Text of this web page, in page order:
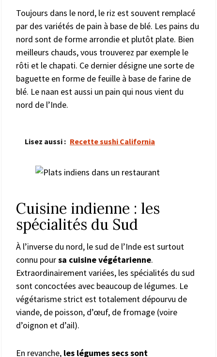
Toujours dans le nord, le riz est souvent remplacé
par des variétés de pain à base de blé. Les pains du
nord sont de forme arrondie et plutôt plate. Bien
meilleurs chauds, vous trouverez par exemple le
rôti et le chapati. Ce dernier désigne une sorte de
baguette en forme de feuille à base de farine de
blé. Le naan est aussi un pain qui nous vient du
nord de l’Inde.
Lisez aussi : Recette sushi California
Cuisine indienne : les
spécialités du Sud
À l’inverse du nord, le sud de l’Inde est surtout
connu poursa cuisine végétarienne.
Extraordinairement variées, les spécialités du sud
sont concoctées avec beaucoup de légumes. Le
végétarisme strict est totalement dépourvu de
viande, de poisson, d’œuf, de fromage (voire
d’oignon et d’ail).
En revanche, les légumes secs sont